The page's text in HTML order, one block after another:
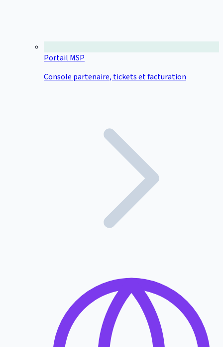
Portail MSP
Console partenaire, tickets et facturation